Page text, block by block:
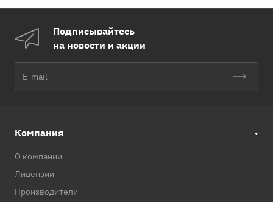
Подписывайтесь
на новости и акции
Компания
О компании
Лицензии
Производители